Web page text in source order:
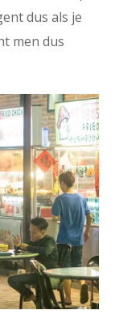
dus als je
men dus